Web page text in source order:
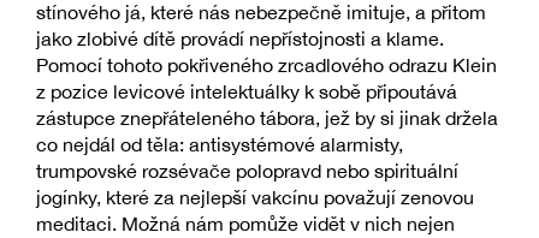
stínového já, které nás nebezpečně imituje, a přitom
jako zlobivé dítě provádí nepřístojnosti a klame.
Pomocí tohoto pokřiveného zrcadlového odrazu Klein
z pozice levicové intelektuálky k sobě připoutává
zástupce znepřáteleného tábora, jež by si jinak držela
co nejdál od těla: antisystémové alarmisty,
trumpovské rozsévače polopravd nebo spirituální
jogínky, které za nejlepší vakcínu považují zenovou
meditaci. Možná nám pomůže vidět v nich nejen